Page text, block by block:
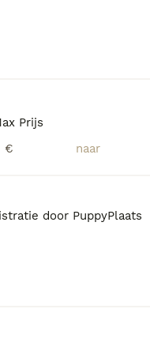
Prijs
€
door PuppyPlaats
Honden ter
zien voor deze
op en
hond:
prijs